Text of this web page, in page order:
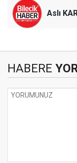
Aslı
HABERE